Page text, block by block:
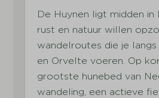
De Huynen ligt midden
rust en natuur willen
wandelroutes die je
en Orvelte voeren. Op
grootste hunebed van
wandeling, een actieve